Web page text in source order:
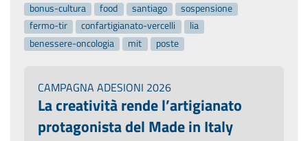
bonus-cultura food santiago
sospensione
fermo-tir
confartigianato-vercelli
lia
benessere-oncologia
mit poste
CAMPAGNA ADESIONI 2026
La creatività rende l’artigianato
protagonista del Made in Italy